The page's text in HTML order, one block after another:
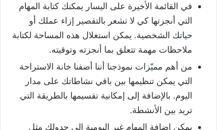
في القائمة الأخيرة على اليسار يمكنك كتابة المهام
التي أنجزتها كي لا تشعر بالتقصير إزاء عملك أو
حياتك الشخصية. يمكن استغلال هذه المساحة لكتابة
ملاحظات مهمة تتعلق بما أنجزته وتوقيته.
من أهم مميّزات نموذجنا أننا أضفنا خانة الاستراحة
التي يمكن تنظيمها بين باقي نشاطاتك على مدار
اليوم. بالإضافة إلى إمكانية تقسيمها بالطريقة التي
تريد بين الأنشطة.
يمكن إضافة المهام غير اليومية إلى جدولك مثل